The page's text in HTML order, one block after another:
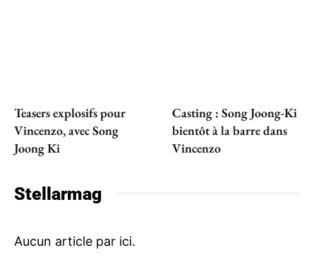
Teasers explosifs pour
Vincenzo, avec Song
Joong Ki
Casting : Song Joong-Ki
bientôt à la barre dans
Vincenzo
Stellarmag